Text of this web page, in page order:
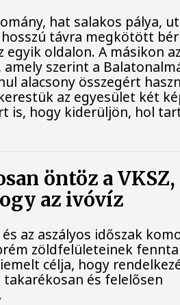
hat salakos pálya,
hosszú távra megkötött
egyik oldalon. A másikon
szerint a
alacsony összegért
az egyesület két
is, hogy kiderüljön, hol
öntöz a VKSZ,
az ivóvíz
az aszályos időszak
zöldfelületeinek
célja, hogy
és felelősen